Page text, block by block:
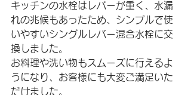
キッチンの水栓はレバーが重く、水漏
れの兆候もあったため、シンプルで使
いやすいシングルレバー混合水栓に交
換しました。
お料理や洗い物もスムーズに行えるよ
うになり、お客様にも大変ご満足いた
だけました。